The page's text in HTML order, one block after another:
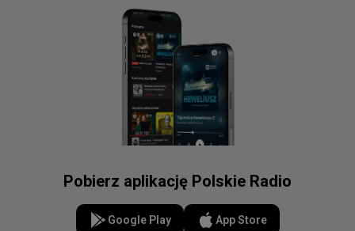
Pobierz aplikację Polskie Radio
Google Play App Store